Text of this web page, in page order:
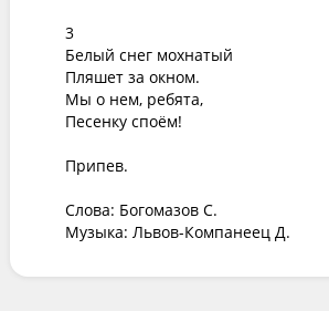
3
Белый снег мохнатый
Пляшет за окном.
Мы о нем, ребята,
Песенку споём!
Припев.
Слова: Богомазов С.
Музыка: Львов-Компанеец Д.